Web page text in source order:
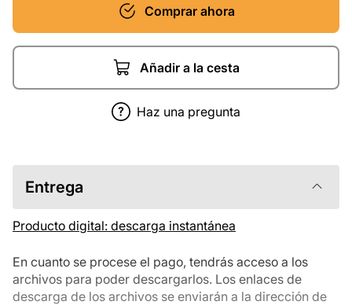
Comprar ahora
Añadir a la cesta
Haz una pregunta
Entrega
Producto digital: descarga instantánea
En cuanto se procese el pago, tendrás acceso a los
archivos para poder descargarlos. Los enlaces de
descarga de los archivos se enviarán a la dirección de